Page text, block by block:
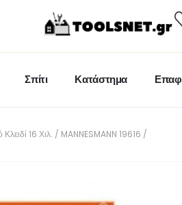
Σπίτι Κατάστημα
Κλειδί 16 Χιλ. / MANNESMANN 19616 /